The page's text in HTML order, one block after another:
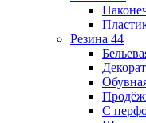
Резина 44
С